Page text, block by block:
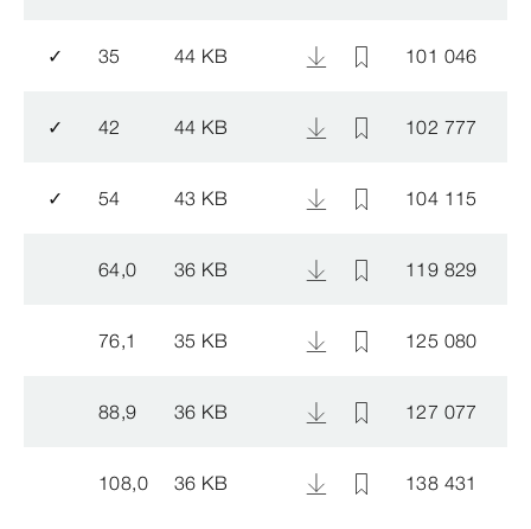
✓ 35 44 KB 101 046
✓ 42 44 KB 102 777
✓ 54 43 KB 104 115
64,0 36 KB 119 829
76,1 35 KB 125 080
88,9 36 KB 127 077
108,0 36 KB 138 431